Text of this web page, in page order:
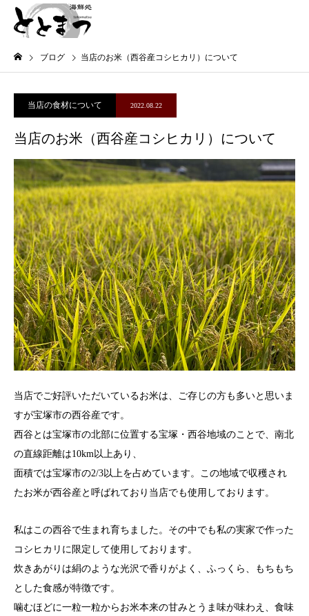
ブログ 当店のお米（西谷産コシヒカリ）について
当店の食材について 2022.08.22
当店のお米（西谷産コシヒカリ）について
当店でご好評いただいているお米は、ご存じの方も多いと思いま
すが宝塚市の西谷産です。
西谷とは宝塚市の北部に位置する宝塚・西谷地域のことで、南北
の直線距離は10km以上あり、
面積では宝塚市の2/3以上を占めています。この地域で収穫され
たお米が西谷産と呼ばれており当店でも使用しております。
私はこの西谷で生まれ育ちました。その中でも私の実家で作った
コシヒカリに限定して使用しております。
炊きあがりは絹のような光沢で香りがよく、ふっくら、もちもち
とした食感が特徴です。
噛むほどに一粒一粒からお米本来の甘みとうま味が味わえ、食味